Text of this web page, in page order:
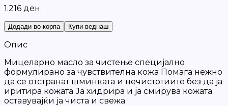
1.216 ден.
Додади во корпа Купи веднаш
Опис
Мицеларно масло за чистење специјално
формулирано за чувствителна кожа Помага нежно
да се отстранат шминката и нечистотиите без да ја
иритира кожата Ја хидрира и ја смирува кожата
оставувајќи ја чиста и свежа